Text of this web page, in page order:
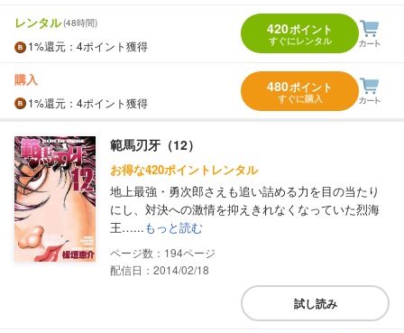
レンタル(48時間)
1%還元 ：4ポイント獲得
420ポイント
すぐにレンタル
購入
1%還元 ：4ポイント獲得
480ポイント
すぐに購入
範馬刃牙（12）
お得な420ポイントレンタル
地上最強・勇次郎さえも追い詰める力を目の当たり
にし、対決への激情を抑えきれなくなっていた烈海
王…...もっと読む
194
配信日：2014/02/18
試し読み